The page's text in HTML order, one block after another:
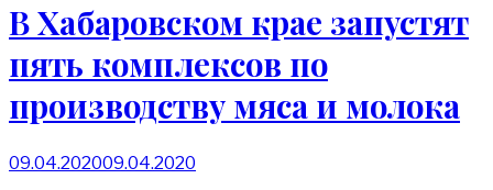
В Хабаровском крае запустят
пять комплексов по
производству мяса и молока
09.04.202009.04.2020